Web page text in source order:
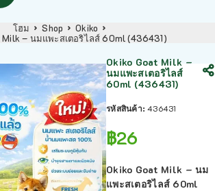
โฮม Shop
Okiko
Milk – นมแพะสเตอริไลส์ 60ml (436431)
Okiko Goat Milk –
นมแพะสเตอริไลส์
60ml (436431)
รหัสสินค้า:436431
฿26
Okiko Goat Milk – นม
แพะสเตอริไลส์ 60ml